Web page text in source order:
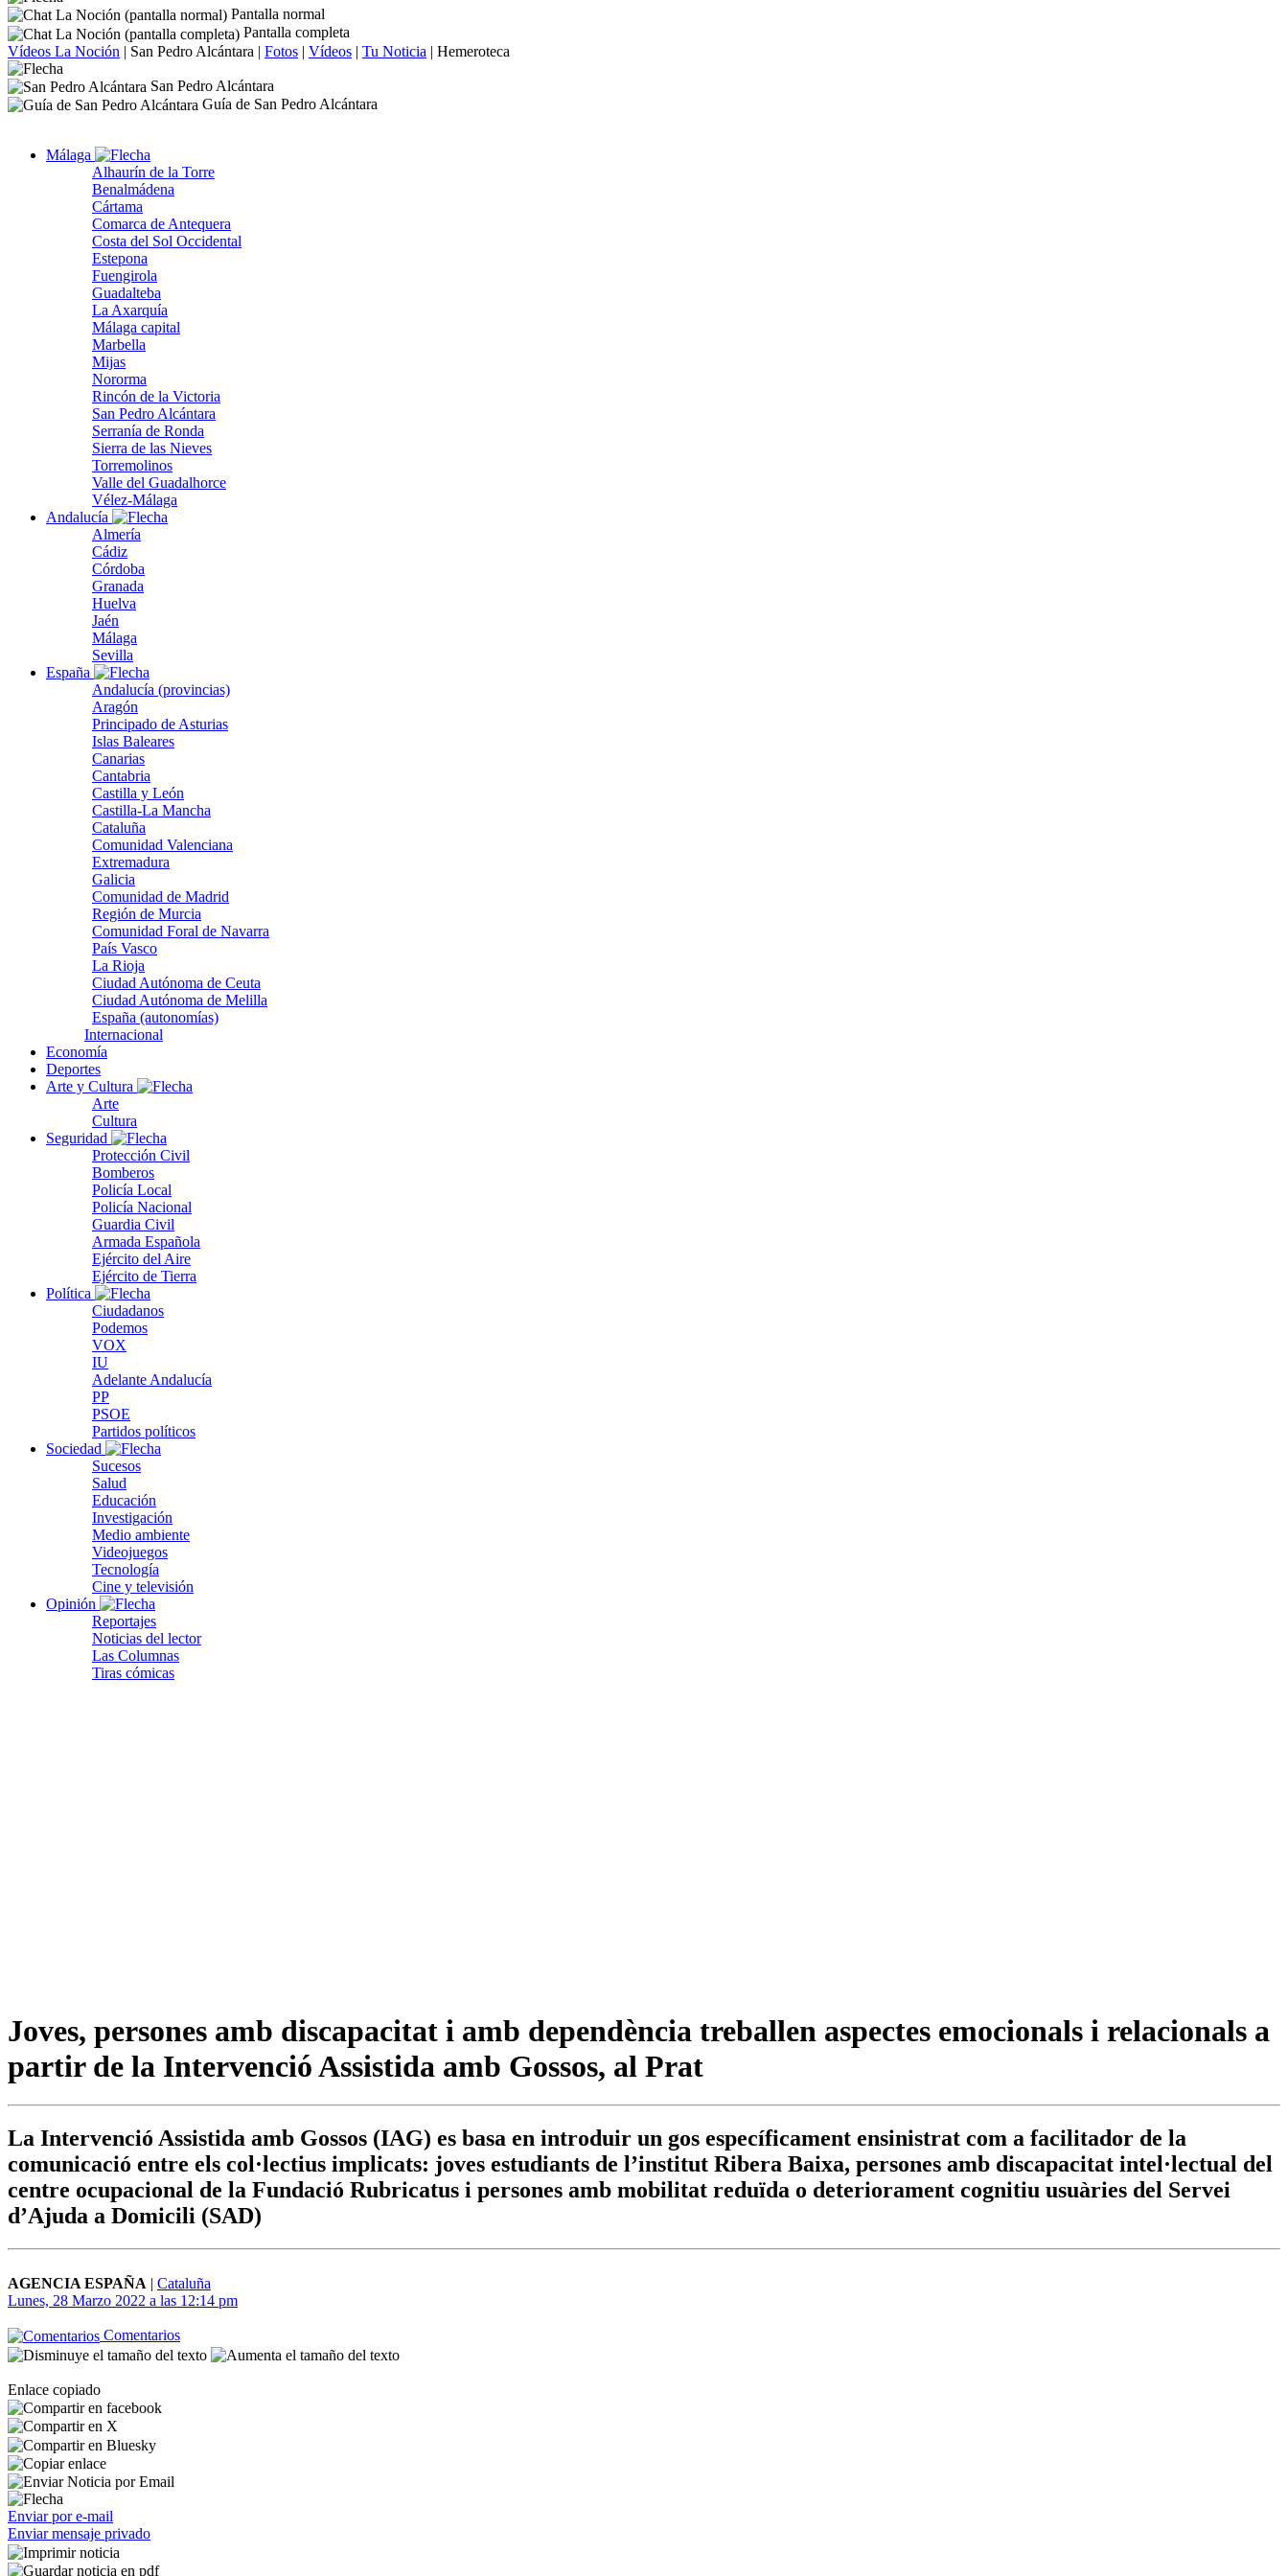
Pantalla normal
Pantalla completa
Vídeos La Noción | San Pedro Alcántara | Fotos | Vídeos | Tu Noticia | Hemeroteca
San Pedro Alcántara
Guía de San Pedro Alcántara
Málaga
Alhaurín de la Torre
Benalmádena
Cártama
Comarca de Antequera
Costa del Sol Occidental
Estepona
Fuengirola
Guadalteba
La Axarquía
Málaga capital
Marbella
Mijas
Nororma
Rincón de la Victoria
San Pedro Alcántara
Serranía de Ronda
Sierra de las Nieves
Torremolinos
Valle del Guadalhorce
Vélez-Málaga
Andalucía
Almería
Cádiz
Córdoba
Granada
Huelva
Jaén
Málaga
Sevilla
España
Andalucía (provincias)
Aragón
Principado de Asturias
Islas Baleares
Canarias
Cantabria
Castilla y León
Castilla-La Mancha
Cataluña
Comunidad Valenciana
Extremadura
Galicia
Comunidad de Madrid
Región de Murcia
Comunidad Foral de Navarra
País Vasco
La Rioja
Ciudad Autónoma de Ceuta
Ciudad Autónoma de Melilla
España (autonomías)
Internacional
Economía
Deportes
Arte y Cultura
Arte
Cultura
Seguridad
Protección Civil
Bomberos
Policía Local
Policía Nacional
Guardia Civil
Armada Española
Ejército del Aire
Ejército de Tierra
Política
Ciudadanos
Podemos
VOX
IU
Adelante Andalucía
PP
PSOE
Partidos políticos
Sociedad
Sucesos
Salud
Educación
Investigación
Medio ambiente
Videojuegos
Tecnología
Cine y televisión
Opinión
Reportajes
Noticias del lector
Las Columnas
Tiras cómicas
Joves, persones amb discapacitat i amb dependència treballen aspectes emocionals i relacionals a
partir de la Intervenció Assistida amb Gossos, al Prat
La Intervenció Assistida amb Gossos (IAG) es basa en introduir un gos específicament ensinistrat com a facilitador de la
comunicació entre els col·lectius implicats: joves estudiants de l’institut Ribera Baixa, persones amb discapacitat intel·lectual del
centre ocupacional de la Fundació Rubricatus i persones amb mobilitat reduïda o deteriorament cognitiu usuàries del Servei
d’Ajuda a Domicili (SAD)
AGENCIA ESPAÑA | Cataluña
Lunes, 28 Marzo 2022 a las 12:14 pm
Comentarios
Enlace copiado
Enviar por e-mail
Enviar mensaje privado